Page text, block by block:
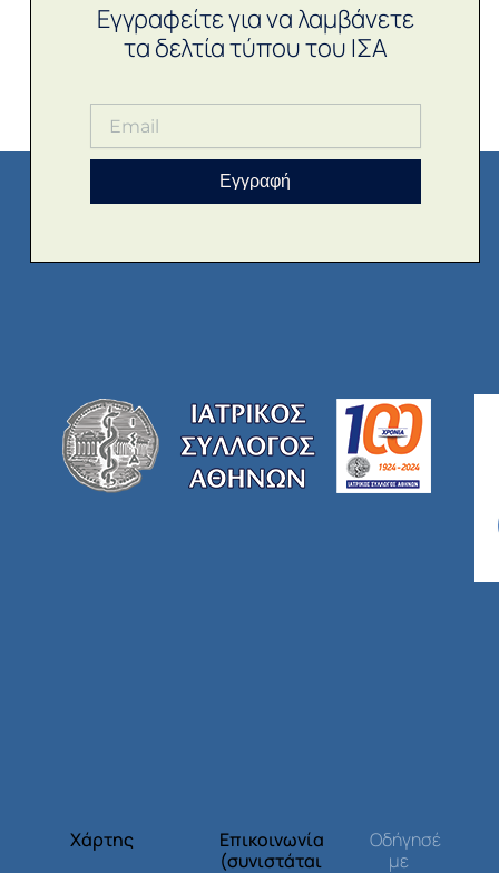
Εγγραφείτε για να λαμβάνετε
τα δελτία τύπου του ΙΣΑ
Εγγραφή
Χάρτης
Επικοινωνία
(συνιστάται
Οδήγησέ
με